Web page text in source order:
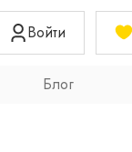
Войти
Блог